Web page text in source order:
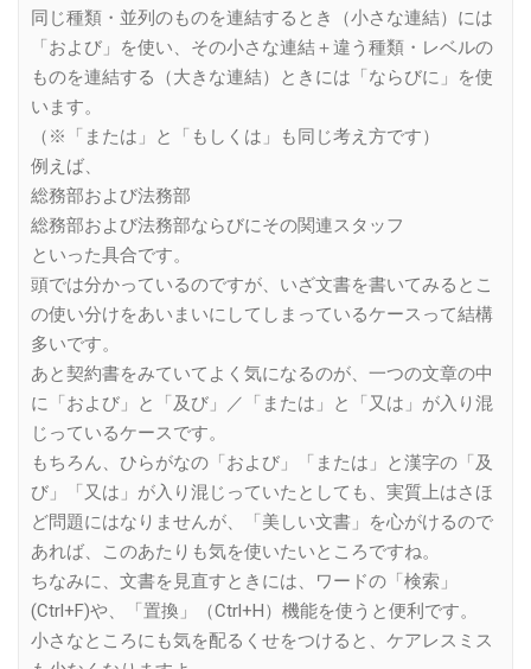
同じ種類・並列のものを連結するとき（小さな連結）には
「および」を使い、その小さな連結＋違う種類・レベルの
ものを連結する（大きな連結）ときには「ならびに」を使
います。
（※「または」と「もしくは」も同じ考え方です）
例えば、
総務部および法務部
総務部および法務部ならびにその関連スタッフ
といった具合です。
頭では分かっているのですが、いざ文書を書いてみるとこ
の使い分けをあいまいにしてしまっているケースって結構
多いです。
あと契約書をみていてよく気になるのが、一つの文章の中
に「および」と「及び」／「または」と「又は」が入り混
じっているケースです。
もちろん、ひらがなの「および」「または」と漢字の「及
び」「又は」が入り混じっていたとしても、実質上はさほ
ど問題にはなりませんが、「美しい文書」を心がけるので
あれば、このあたりも気を使いたいところですね。
ちなみに、文書を見直すときには、ワードの「検索」
(Ctrl+F)や、「置換」（Ctrl+H）機能を使うと便利です。
小さなところにも気を配るくせをつけると、ケアレスミス